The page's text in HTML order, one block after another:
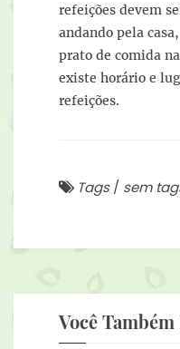
refeições devem
andando pela
prato de comida
existe horário e
refeições.
Tags/ sem
Você